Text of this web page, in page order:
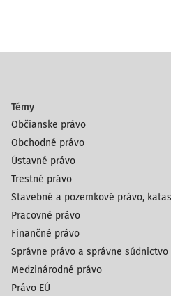
Témy
Občianske právo
Obchodné právo
Ústavné právo
Trestné právo
Stavebné a pozemkové právo,
Pracovné právo
Finančné právo
Správne právo a správne súdnictvo
Medzinárodné právo
Právo EÚ